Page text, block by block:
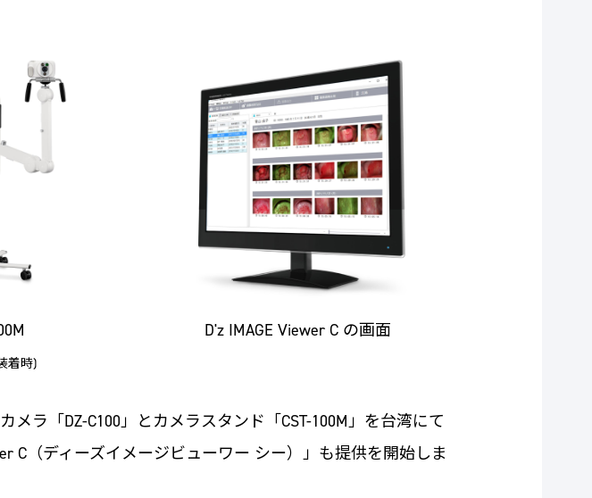
着時)
D'z IMAGE Viewer C の画面
ラ「DZ-C100」とカメラスタンド「CST-100M」を台湾にて
C（ディーズイメージビューワー シー）」も提供を開始しま